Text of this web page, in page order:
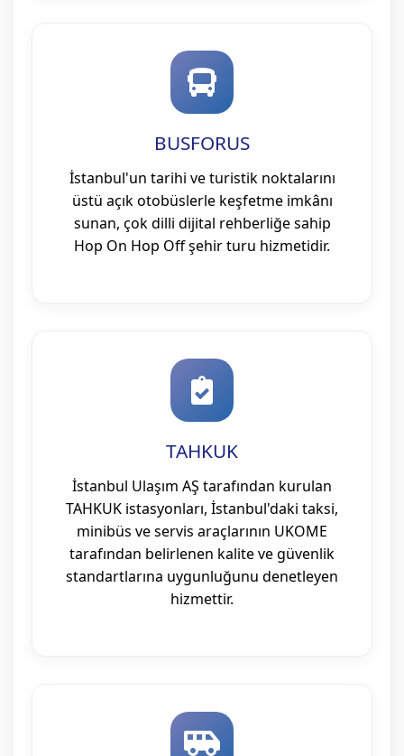
BUSFORUS
İstanbul'un tarihi ve turistik noktalarını
üstü açık otobüslerle keşfetme imkânı
sunan, çok dilli dijital rehberliğe sahip
Hop On Hop Off şehir turu hizmetidir.
TAHKUK
İstanbul Ulaşım AŞ tarafından kurulan
TAHKUK istasyonları, İstanbul'daki taksi,
minibüs ve servis araçlarının UKOME
tarafından belirlenen kalite ve güvenlik
standartlarına uygunluğunu denetleyen
hizmettir.